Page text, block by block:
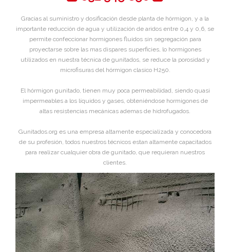
Gracias al suministro y dosificación desde planta de hórmigon, y a la
importante reducción de agua y utilización de aridos entre 0,4 y 0,6, se
permite confeccionar hormigones fluidos sin segregación para
proyectarse sobre las mas dispares superficies, lo hormigones
utilizados en nuestra técnica de gunitados, se reduce la porosidad y
microfisuras del hórmigon clasico H250.
El hórmigon gunitado, tienen muy poca permeabilidad, siendo quasi
impermeables a los líquidos y gases, obteniéndose hormigones de
altas resistencias mecánicas ademas de hidrofugados.
Gunitados.org es una empresa altamente especializada y conocedora
de su profesión, todos nuestros técnicos estan altamente capacitados
para realizar cualquier obra de gunitado, que requieran nuestros
clientes.